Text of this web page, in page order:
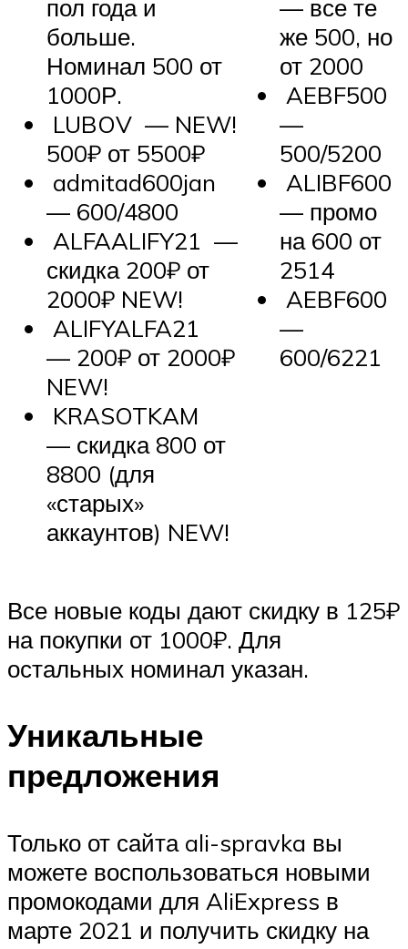
пол года и
больше.
Номинал 500 от
1000Р.
LUBOV — NEW!
500₽ от 5500₽
admitad600jan
— 600/4800
ALFAALIFY21 —
скидка 200₽ от
2000₽ NEW!
ALIFYALFA21
— 200₽ от 2000₽
NEW!
KRASOTKAM
— скидка 800 от
8800 (для
«старых»
аккаунтов) NEW!
— все те
же 500, но
от 2000
AEBF500
—
500/5200
ALIBF600
— промо
на 600 от
2514
AEBF600
—
600/6221
Все новые коды дают скидку в 125₽
на покупки от 1000₽. Для
остальных номинал указан.
Уникальные
предложения
Только от сайта ali-spravka вы
можете воспользоваться новыми
промокодами для AliExpress в
марте 2021 и получить скидку на